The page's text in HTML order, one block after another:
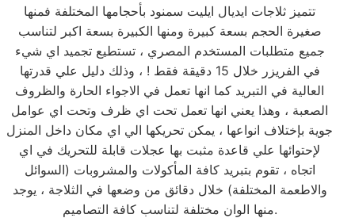
تتميز ثلاجات ايديال ايليت سمنود بأحجامها المختلفة فمنها
صغيرة الحجم بسعة كبيرة ومنها الكبيرة بسعة اكبر لتناسب
جميع متطلبات المستخدم المصري ، تستطيع تجميد اي شيء
في الفريزر خلال 15 دقيقة فقط ! ، وذلك دليل علي قدرتها
العالية في التبريد كما انها تعمل في الاجواء الحارة والظروف
الصعبة ، وهذا يعني انها تعمل تحت اي ظرف وتحت اي عوامل
جوية بإختلاف انواعها ، يمكن تحريكها الي اي مكان داخل المنزل
لإحتوائها علي قاعدة مثبت بها عجلات قابلة للتحريك في اي
اتجاه ، تقوم بتبريد كافة المأكولات والمشروبات (السوائل
والاطعمة المختلفة) خلال دقائق من وضعها في الثلاجة ، يوجد
منها الوان مختلفة لتناسب كافة التصاميم.